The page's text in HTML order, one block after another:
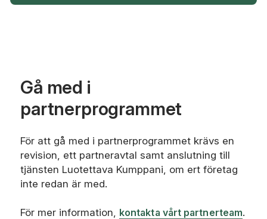
Gå med i
partnerprogrammet
För att gå med i partnerprogrammet krävs en
revision, ett partneravtal samt anslutning till
tjänsten Luotettava Kumppani, om ert företag
inte redan är med.
För mer information, kontakta vårt partnerteam.